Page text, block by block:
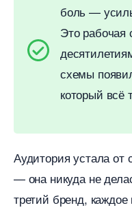
оль —
Это рабочая
схемы
который всё
Аудитория устала
— она никуда не
третий бренд,